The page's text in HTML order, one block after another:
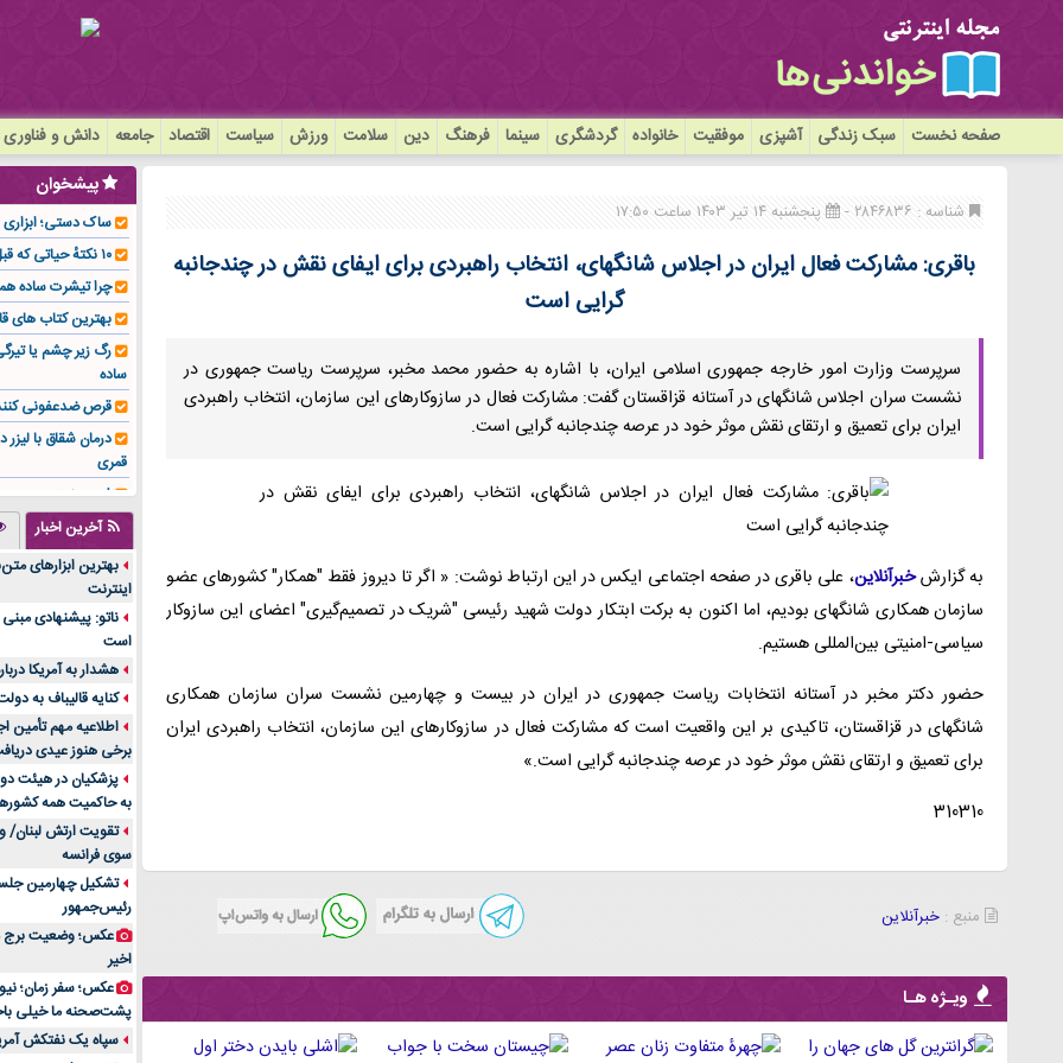
صفحه نخست سبک زندگی آشپزی موفقیت خانواده گردشگری سینما فرهنگ دین سلامت ورزش سیاست اقتصاد جامعه دانش و فناوری
شناسه : ۲۸۴۶۸۳۶ - پنجشنبه ۱۴ تیر ۱۴۰۳ ساعت ۱۷:۵۰
باقری: مشارکت فعال ایران در اجلاس شانگهای، انتخاب راهبردی برای ایفای نقش در چندجانبه
گرایی است
سرپرست وزارت امور خارجه جمهوری اسلامی ایران، با اشاره به حضور محمد مخبر، سرپرست ریاست جمهوری در
نشست سران اجلاس شانگهای در آستانه قزاقستان گفت: مشارکت فعال در سازوکارهای این سازمان، انتخاب راهبردی
ایران برای تعمیق و ارتقای نقش موثر خود در عرصه چندجانبه گرایی است.
به گزارشخبرآنلاین، علی باقری در صفحه اجتماعی ایکس در این ارتباط نوشت: « اگر تا دیروز فقط "همکار" کشورهای عضو
سازمان همکاری شانگهای بودیم، اما اکنون به برکت ابتکار دولت شهید رئیسی "شریک در تصمیم‌گیری" اعضای این سازوکار
سیاسی-امنیتی بین‌المللی هستیم.
حضور دکتر مخبر در آستانه انتخابات ریاست جمهوری در ایران در بیست و چهارمین نشست سران سازمان همکاری
شانگهای در قزاقستان، تاکیدی بر این واقعیت است که مشارکت فعال در سازوکارهای این سازمان، انتخاب راهبردی ایران
برای تعمیق و ارتقای نقش موثر خود در عرصه چندجانبه گرایی است.»
310310
منبع : خبرآنلاین
ویـژه هـا
پیشخوان
ساک دستی؛ ابزاری
۱۰ نکتهٔ حیاتی که قبل از کاشت ایمپلنت باید بدانید!
چرا تیشرت ساده
بهترین کتاب های
رگ زیر چشم یا
ساده
قرص ضدعفونی
درمان شقاق با لیزر
قمری
فوم صنعتی چیست و
تولیدکننده تهیه کرد؟
جنس هر کدام از
متریال برای شما
تولید لیوان
بازار ایران
درد زانو بعد از
انتخاب باشد
آینده موسیقی
بهترین راه
است؟
مقایسه قالب
خرید سمعک
تصمیم‌گیری
خرید و فروش
ایرانیان
اهمیت انتخاب
پرونده‌های حساس و
۷ تاثیرات کامپیوتر در حوزه علوم زندگی و کاربردی
لیفتراک صفر؛
آخرین اخبار
بهترین ابزارهای
اینترنت
ناتو: پیشنهادی
است
هشدار به آمریکا
کنایه قالیباف به
اطلاعیه مهم تأمین
برخی هنوز عیدی
پزشکیان در هیئت
به حاکمیت همه
تقویت ارتش لبنان/
سوی فرانسه
تشکیل چهارمین
رئیس‌جمهور
عکس؛ وضعیت برج
اخیر
پشت‌صحنه ما خیلی
سپاه یک نفتکش